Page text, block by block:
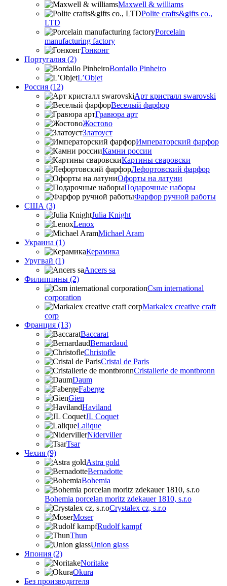
Maxwell & williams
Polite crafts&gifts co.,
LTD
Porcelain
manufacturing factory
Гонконг
Португалия (2)
Bordallo Pinheiro
L’Objet
Россия (12)
Арт кристалл swarovski
Веселый фарфор
Гравюра арт
Жостово
Златоуст
Императорский фарфор
Камни россии
Картины сваровски
Лефортовский фарфор
Офорты на латуни
Подарочные наборы
Фарфор ручной работы
США (3)
Julia Knight
Lenox
Michael Aram
Украина (1)
Керамика
Уругвай (1)
Ancers sa
Филиппины (2)
Csm international
corporation
Markalex creative craft
corp
Франция (13)
Baccarat
Bernardaud
Christofle
Cristal de Paris
Cristallerie de montbronn
Daum
Faberge
Gien
Haviland
JL Coquet
Lalique
Niderviller
Tsar
Чехия (9)
Astra gold
Bernadotte
Bohemia
Bohemia porcelan moritz zdekauer 1810, s.r.o
Crystalex cz, s.r.o
Moser
Rudolf kampf
Thun
Union glass
Япония (2)
Noritake
Okura
Без производителя